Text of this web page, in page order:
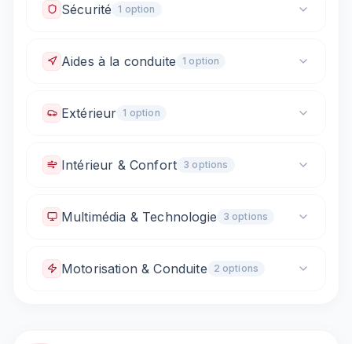
Sécurité 1 option
Fixations ISOFIX
Aides à la conduite 1 option
Caméra de recul
Extérieur 1 option
Rétroviseurs électriques
Intérieur & Confort 3 options
Climatisation automatique
Vitres électriques avant
Commandes au volant
Multimédia & Technologie 3 options
GPS / Navigation intégré
Prise 12V / allume-cigare
Motorisation & Conduite 2 options